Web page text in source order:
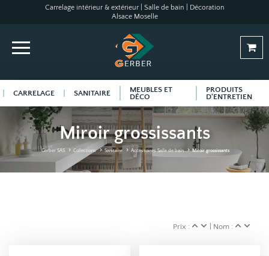
Carrelage intérieur & extérieur | Salle de bain | Décoration
Alsace Moselle
CARRELAGE SANITAIRE
MEUBLES ET
DÉCO
PRODUITS
D'ENTRETIEN
Miroir grossissants
Gerber SAS Collections Sanitaire Accessoires Salle de bain Miroir grossissants
Prix : | Nom :